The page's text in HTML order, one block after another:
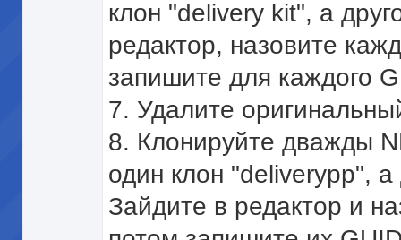
клон "delivery kit", а
редактор, назовите
запишите для каждого
7. Удалите
8. Клонируйте дважды
один клон "deliverypp",
Зайдите в редактор и